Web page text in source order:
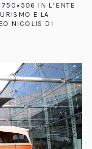
750×506 IN L’ENTE
E LA
NICOLIS DI